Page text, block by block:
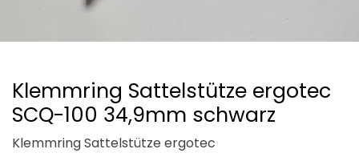
Klemmring Sattelstütze ergotec
SCQ-100 34,9mm schwarz
Klemmring Sattelstütze ergotec